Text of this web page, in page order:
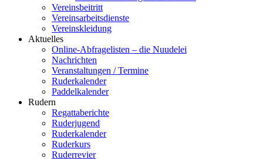
Vereinsbeitritt
Vereinsarbeitsdienste
Vereinskleidung
Aktuelles
Online-Abfragelisten – die Nuudelei
Nachrichten
Veranstaltungen / Termine
Ruderkalender
Paddelkalender
Rudern
Regattaberichte
Ruderjugend
Ruderkalender
Ruderkurs
Ruderrevier